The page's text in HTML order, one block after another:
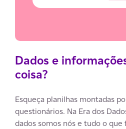
Dados e
coisa?
Esqueça planilhas montadas
questionários. Na Era dos
dados somos nós e tudo o que